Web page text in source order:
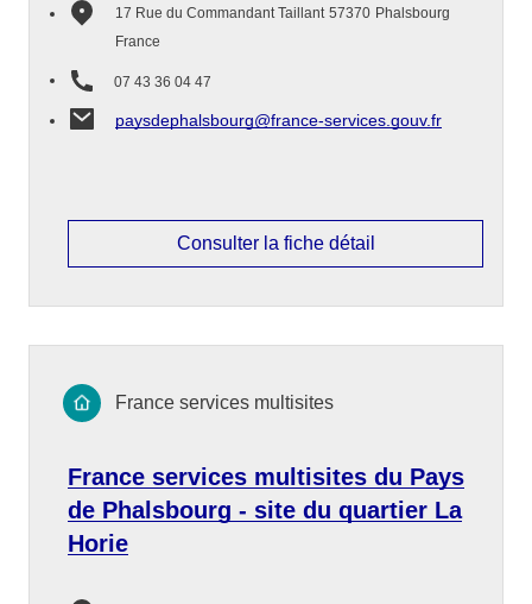
17 Rue du Commandant Taillant 57370 Phalsbourg
France
07 43 36 04 47
paysdephalsbourg@france-services.gouv.fr
Consulter la fiche détail
France services multisites du Pays
de Phalsbourg - site du quartier La
Horie
France services multisites